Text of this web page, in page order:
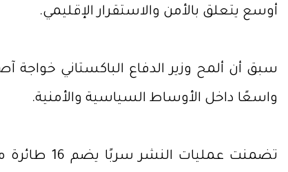
أوسع يتعلق بالأمن والاستقرار الإقليمي.
سبق أن ألمح وزير الدفاع الباكستاني خواجة
واسعًا داخل الأوساط السياسية والأمنية.